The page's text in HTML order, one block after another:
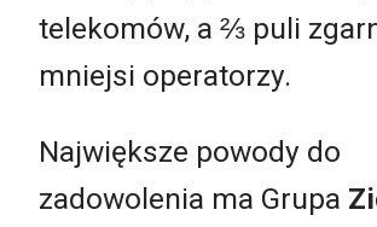
telekomów, a ⅔ puli
mniejsi operatorzy.
Największe powody do
zadowolenia ma Grupa